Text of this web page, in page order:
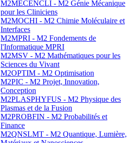
M2MECENCLI - M2 Génie Mécanique
pour les Cliniciens
M2MOCHI - M2 Chimie Moléculaire et
Interfaces
M2MPRI - M2 Fondements de
l'Informatique MPRI
M2MSV - M2 Mathématiques pour les
Sciences du Vivant
M2OPTIM - M2 Optimisation
M2PIC - M2 Projet, Innovation,
Conception
M2PLASPHYFUS - M2 Physique des
Plasmas et de la Fusion
M2PROBFIN - M2 Probabilités et
Finance
M2QNSLMT - M2 Quantique, Lumière,